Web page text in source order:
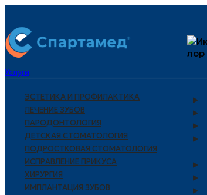
Услуги
ЭСТЕТИКА И ПРОФИЛАКТИКА
ЛЕЧЕНИЕ ЗУБОВ
ПАРОДОНТОЛОГИЯ
ДЕТСКАЯ СТОМАТОЛОГИЯ
ПОДРОСТКОВАЯ СТОМАТОЛОГИЯ
ИСПРАВЛЕНИЕ ПРИКУСА
ХИРУРГИЯ
ИМПЛАНТАЦИЯ ЗУБОВ